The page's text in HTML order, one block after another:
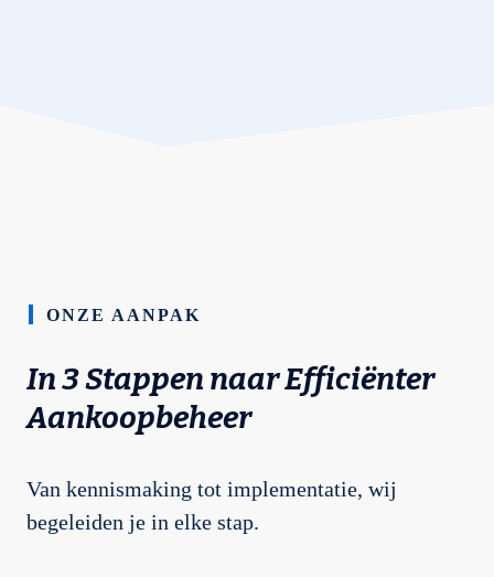
ONZE AANPAK
In 3 Stappen naar Efficiënter
Aankoopbeheer
Van kennismaking tot implementatie, wij
begeleiden je in elke stap.